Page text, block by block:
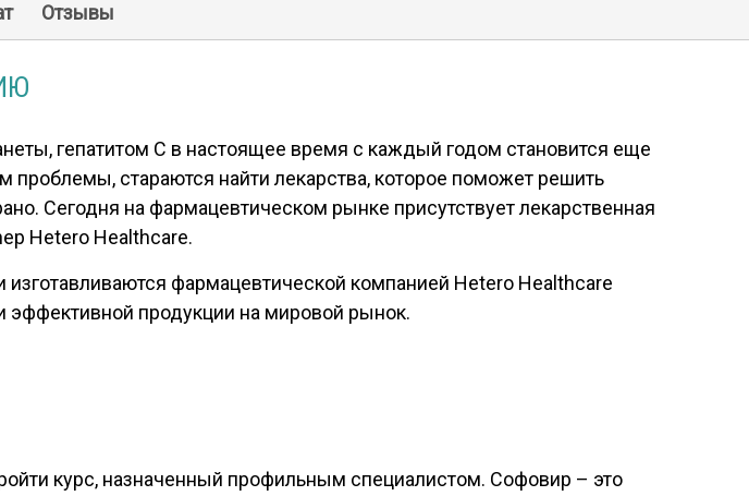
Отзывы
гепатитом С в настоящее время с каждый годом становится еще
проблемы, стараются найти лекарства, которое поможет решить
Сегодня на фармацевтическом рынке присутствует лекарственная
Hetero Healthcare.
фармацевтической компанией Hetero Healthcare
эффективной продукции на мировой рынок.
курс, назначенный профильным специалистом. Софовир – это